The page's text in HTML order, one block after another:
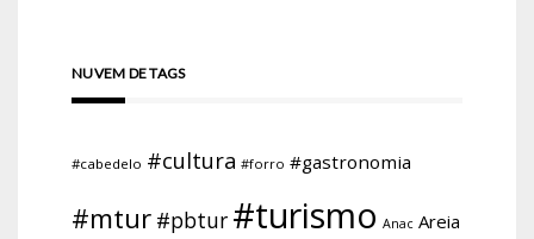
NUVEM DE TAGS
#cabedelo #cultura #forro #gastronomia
#mtur #pbtur #turismo Anac Areia